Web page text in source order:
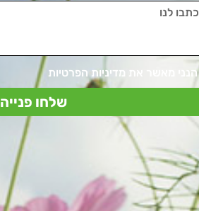
הנני מאשר את מדיניות הפרטיות
שלחו פנייה